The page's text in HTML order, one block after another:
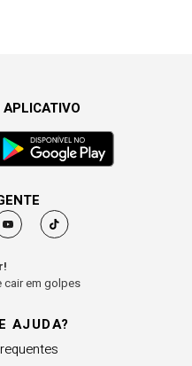
AJUDA?
cair em golpes